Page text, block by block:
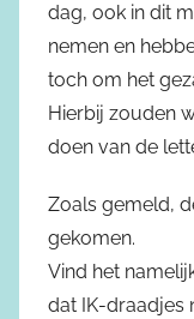
dag, ook in dit
nemen en
toch om het
Hierbij zouden
doen van de
Zoals gemeld,
gekomen.
Vind het
dat IK-draadjes